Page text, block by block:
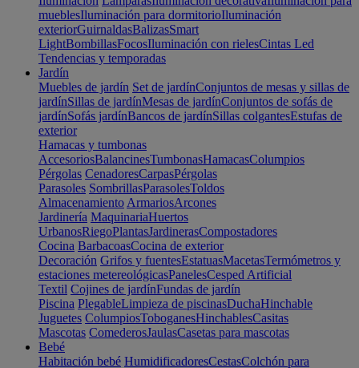
mueblesIluminación para dormitorioIluminación
exteriorGuirnaldasBalizasSmart
LightBombillasFocosIluminación con rielesCintas Led
Tendencias y temporadas
Jardín
Muebles de jardín Set de jardínConjuntos de mesas y sillas de
jardínSillas de jardínMesas de jardínConjuntos de sofás de
jardínSofás jardínBancos de jardínSillas colgantesEstufas de
exterior
Hamacas y tumbonas
AccesoriosBalancinesTumbonasHamacasColumpios
Pérgolas CenadoresCarpasPérgolas
Parasoles SombrillasParasolesToldos
Almacenamiento ArmariosArcones
Jardinería MaquinariaHuertos
UrbanosRiegoPlantasJardinerasCompostadores
Cocina BarbacoasCocina de exterior
Decoración Grifos y fuentesEstatuasMacetasTermómetros y
estaciones metereológicasPanelesCesped Artificial
Textil Cojines de jardínFundas de jardín
Piscina PlegableLimpieza de piscinasDuchaHinchable
Juguetes ColumpiosToboganesHinchablesCasitas
Mascotas ComederosJaulasCasetas para mascotas
Bebé
Habitación bebé HumidificadoresCestasColchón para